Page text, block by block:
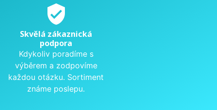
verified_user
Skvělá zákaznická
podpora
Kdykoliv poradíme s
výběrem a zodpovíme
každou otázku. Sortiment
známe poslepu.